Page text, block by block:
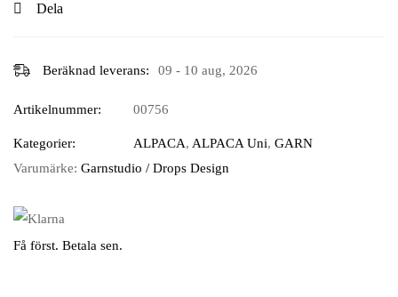
Dela
Beräknad leverans: 09 - 10 aug, 2026
Artikelnummer: 00756
Kategorier: ALPACA, ALPACA Uni, GARN
Varumärke: Garnstudio / Drops Design
Få först. Betala sen.